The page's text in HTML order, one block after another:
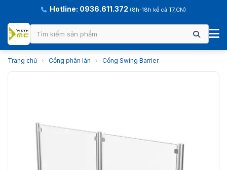
Hotline: 0936.611.372 (8h-18h kể cả T7,CN)
Trang chủ › Cổng phân làn › Cổng Swing Barrier